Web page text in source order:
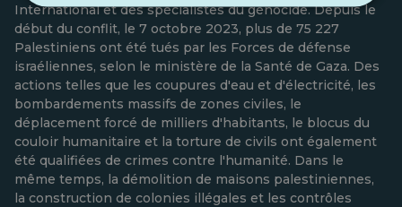
International et des spécialistes du génocide. Depuis le
début du conflit, le 7 octobre 2023, plus de 75 227
Palestiniens ont été tués par les Forces de défense
israéliennes, selon le ministère de la Santé de Gaza. Des
actions telles que les coupures d'eau et d'électricité, les
bombardements massifs de zones civiles, le
déplacement forcé de milliers d'habitants, le blocus du
couloir humanitaire et la torture de civils ont également
été qualifiées de crimes contre l'humanité. Dans le
même temps, la démolition de maisons palestiniennes,
la construction de colonies illégales et les contrôles